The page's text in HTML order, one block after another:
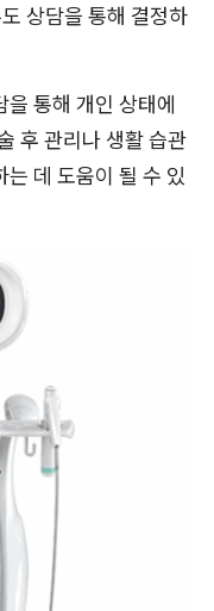
상담을 통해 결정하
통해 개인 상태에
후 관리나 생활 습관
데 도움이 될 수 있